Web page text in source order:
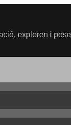
exploren i